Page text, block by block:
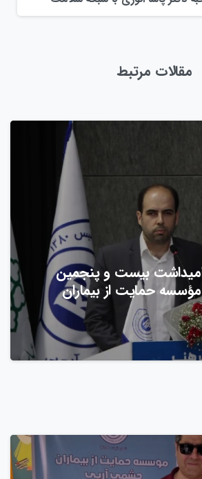
مقالات مرتبط
بیست‌ و پنجمین
حمایت از بیماران